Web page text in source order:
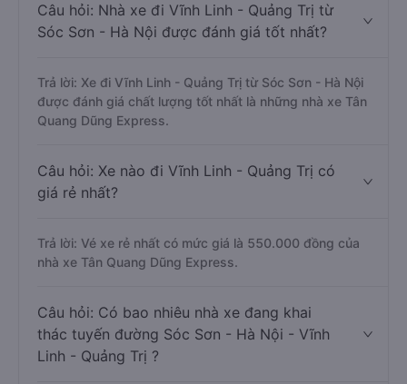
Câu hỏi: Nhà xe đi Vĩnh Linh - Quảng Trị từ
Sóc Sơn - Hà Nội được đánh giá tốt nhất?
Trả lời: Xe đi Vĩnh Linh - Quảng Trị từ Sóc Sơn - Hà Nội
được đánh giá chất lượng tốt nhất là những nhà xe Tân
Quang Dũng Express.
Câu hỏi: Xe nào đi Vĩnh Linh - Quảng Trị có
giá rẻ nhất?
Trả lời: Vé xe rẻ nhất có mức giá là 550.000 đồng của
nhà xe Tân Quang Dũng Express.
Câu hỏi: Có bao nhiêu nhà xe đang khai
thác tuyến đường Sóc Sơn - Hà Nội - Vĩnh
Linh - Quảng Trị ?